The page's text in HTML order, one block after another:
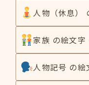
人物（休息）
家族 の絵文字
人物記号 の